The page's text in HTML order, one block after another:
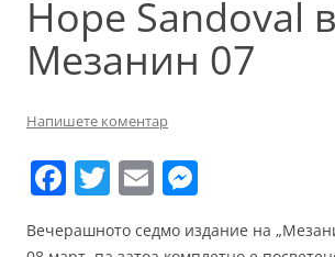
Hope Sandoval
Мезанин 07
Напишете коментар
F T E
Вечерашното седмо издание на